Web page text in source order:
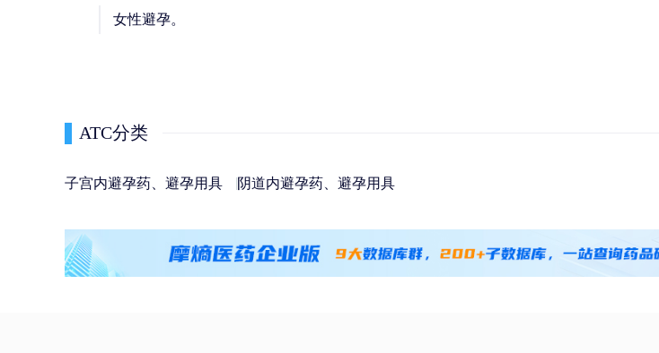
女性避孕。
ATC分类
子宫内避孕药、避孕用具 阴道内避孕药、避孕用具